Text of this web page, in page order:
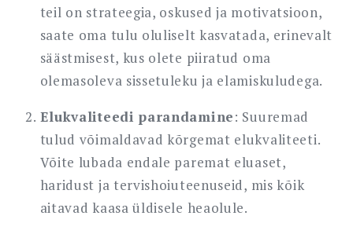
teil on strateegia, oskused ja motivatsioon,
saate oma tulu oluliselt kasvatada, erinevalt
säästmisest, kus olete piiratud oma
olemasoleva sissetuleku ja elamiskuludega.
Elukvaliteedi parandamine: Suuremad
tulud võimaldavad kõrgemat elukvaliteeti.
Võite lubada endale paremat eluaset,
haridust ja tervishoiuteenuseid, mis kõik
aitavad kaasa üldisele heaolule.